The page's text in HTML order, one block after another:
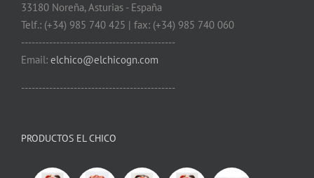
33180 Noreña, Asturias - España
Telf.: (+34) 985 740 425 | fax: (+34) 985 740 060
--------------------------------------------
Email: elchico@elchicogn.com
--------------------------------------------
PRODUCTOS EL CHICO